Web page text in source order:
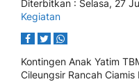
Diterbitkan : Selasa, 27
Kegiatan
Kontingen Anak Yatim
Cileungsir Rancah